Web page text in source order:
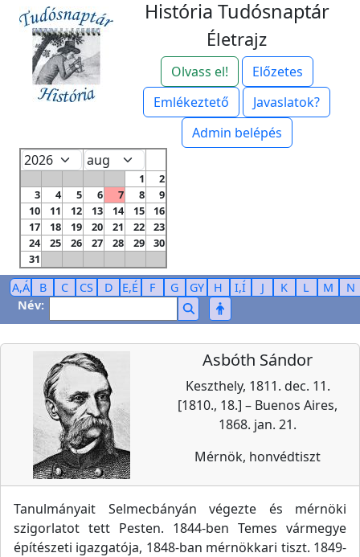
História Tudósnaptár
Életrajz
Olvass el!
Előzetes
Emlékeztető
Javaslatok?
Admin belépés
1
2
3
4 5 6 7 8
9
10
11 12 13 14 15
16
17
18 19 20 21 22
23
24
25 26 27 28 29
30
31
A,Á B C CS D E,É F G GY H I,Í J K L M
N
Név:
Asbóth Sándor
Keszthely, 1811. dec. 11.
[1810., 18.] – Buenos Aires,
1868. jan. 21.
Mérnök, honvédtiszt
Tanulmányait Selmecbányán végezte és mérnöki
szigorlatot tett Pesten. 1844-ben Temes vármegye
építészeti igazgatója, 1848-ban mérnökkari tiszt. 1849-